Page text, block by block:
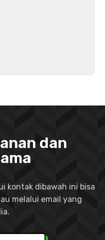
dan
kontak dibawah ini bisa
melalui email yang